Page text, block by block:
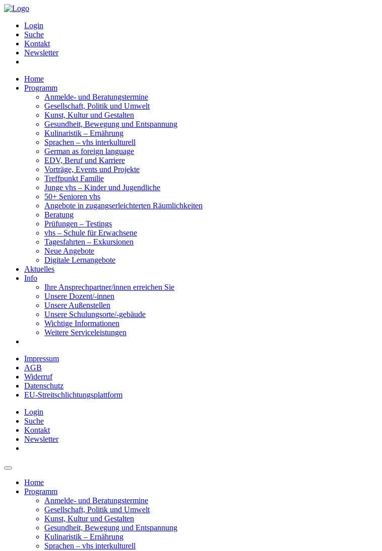
Login
Suche
Kontakt
Newsletter
Home
Programm
Anmelde- und Beratungstermine
Gesellschaft, Politik und Umwelt
Kunst, Kultur und Gestalten
Gesundheit, Bewegung und Entspannung
Kulinaristik – Ernährung
Sprachen – vhs interkulturell
German as foreign language
EDV, Beruf und Karriere
Vorträge, Events und Projekte
Treffpunkt Familie
Junge vhs – Kinder und Jugendliche
50+ Senioren vhs
Angebote in zugangserleichterten Räumlichkeiten
Beratung
Prüfungen – Testings
vhs – Schule für Erwachsene
Tagesfahrten – Exkursionen
Neue Angebote
Digitale Lernangebote
Aktuelles
Info
Ihre Ansprechpartner/innen erreichen Sie
Unsere Dozent/-innen
Unsere Außenstellen
Unsere Schulungsorte/-gebäude
Wichtige Informationen
Weitere Serviceleistungen
Impressum
AGB
Widerruf
Datenschutz
EU-Streitschlichtungsplattform
Login
Suche
Kontakt
Newsletter
Home
Programm
Anmelde- und Beratungstermine
Gesellschaft, Politik und Umwelt
Kunst, Kultur und Gestalten
Gesundheit, Bewegung und Entspannung
Kulinaristik – Ernährung
Sprachen – vhs interkulturell